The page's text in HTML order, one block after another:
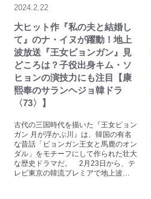
2024.2.22
大ヒット作『私の夫と結婚し
て』のナ・イヌが躍動！地上
波放送『王女ピョンガン』見
どころは？子役出身キム・ソ
ヒョンの演技力にも注目【康
熙奉のサランヘジョ韓ドラ
〈73〉】
古代の三国時代を描いた『王女ピョン
ガン 月が浮かぶ川』は、韓国の有名
な昔話「ピョンガン王女と馬鹿のオン
ダル」をモチーフにして作られた壮大
な歴史ドラマだ。 2月23日から、テ
レビ東京の韓流プレミアで地上波…